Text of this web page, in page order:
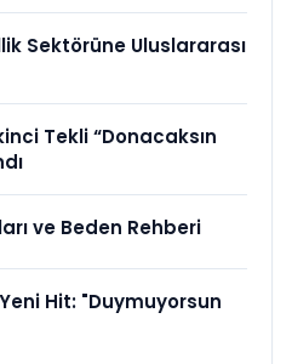
Sektörüne Uluslararası
Tekli “Donacaksın
ve Beden Rehberi
Hit: "Duymuyorsun